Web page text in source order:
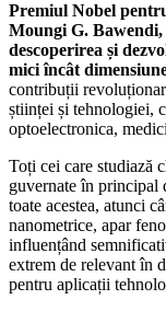
Premiul Nobel
Moungi G.
descoperirea și
mici încât
contribuții
științei și tehnologiei,
optoelectronica,
Toți cei care studiază
guvernate în principal
toate acestea, atunci
nanometrice, apar
influențând
extrem de relevant în
pentru aplicații